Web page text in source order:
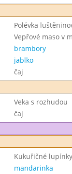
Polévka
Vepřové maso v
brambory
jablko
čaj
Veka s rozhudou
čaj
Kukuřičné lupínky
mandarinka